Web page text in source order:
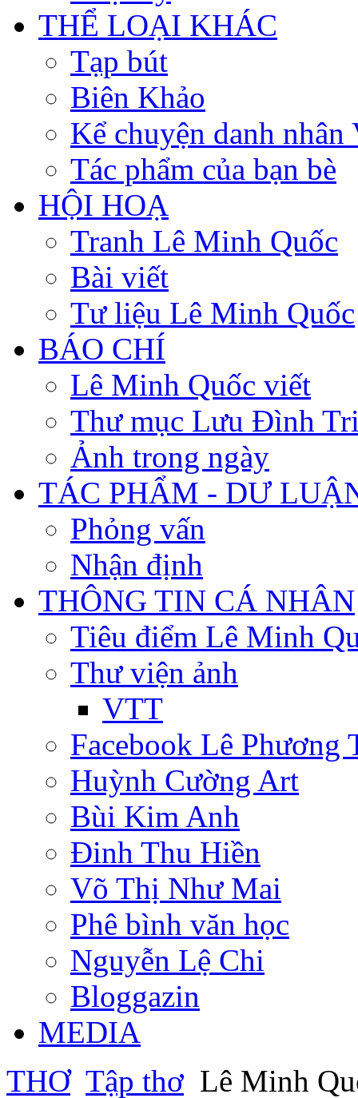
THỂ LOẠI KHÁC
Tạp bút
Biên Khảo
Kể chuyện danh nhân
Tác phẩm của bạn bè
HỘI HOẠ
Tranh Lê Minh Quốc
Bài viết
Tư liệu Lê Minh Quốc
BÁO CHÍ
Lê Minh Quốc viết
Thư mục Lưu Đình
Ảnh trong ngày
TÁC PHẨM - DƯ
Phỏng vấn
Nhận định
THÔNG TIN CÁ NHÂN
Tiêu điểm Lê Minh
Thư viện ảnh
VTT
Facebook Lê Phương
Huỳnh Cường Art
Bùi Kim Anh
Đinh Thu Hiền
Võ Thị Như Mai
Phê bình văn học
Nguyễn Lệ Chi
Bloggazin
MEDIA
THƠ Tập thơ Lê Minh